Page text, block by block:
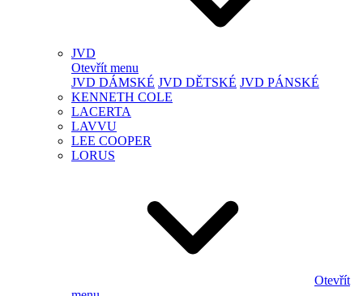
JVD
Otevřít menu
JVD DÁMSKÉ JVD DĚTSKÉ JVD PÁNSKÉ
KENNETH COLE
LACERTA
LAVVU
LEE COOPER
LORUS
Otevřít